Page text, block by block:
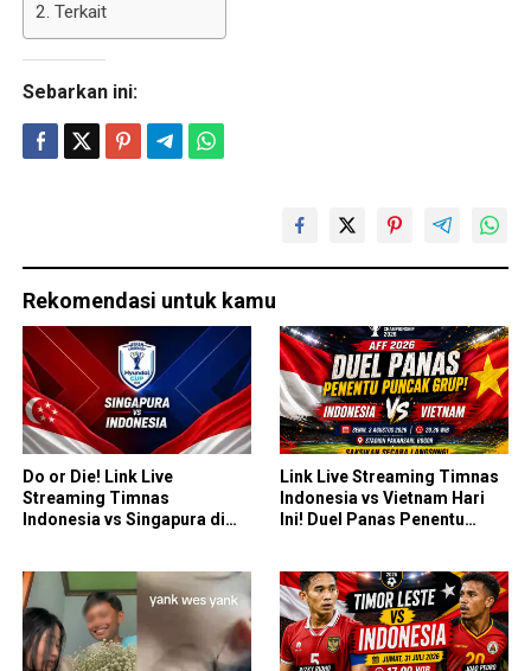
Terkait
Sebarkan ini:
Rekomendasi untuk kamu
Do or Die! Link Live
Streaming Timnas
Indonesia vs Singapura di
Link Live Streaming Timnas
Indonesia vs Vietnam Hari
Ini! Duel Panas Penentu